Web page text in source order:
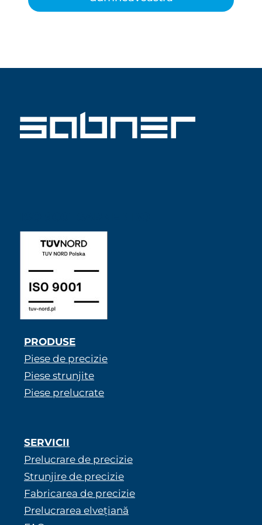
PRODUSE
Piese de precizie
Piese strunjite
Piese prelucrate
SERVICII
Prelucrare de precizie
Strunjire de precizie
Fabricarea de precizie
Prelucrarea elvețiană